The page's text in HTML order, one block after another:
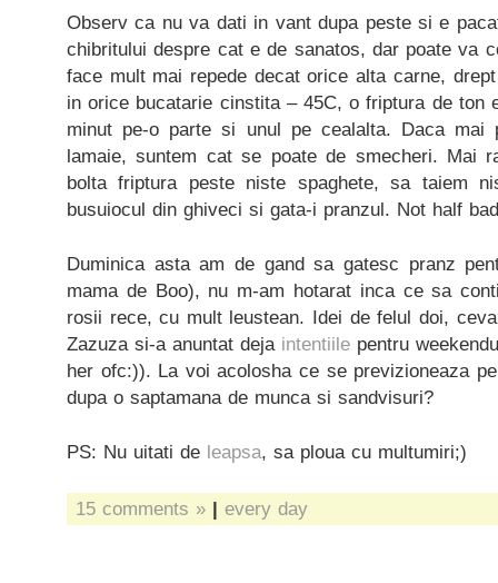
Observ ca nu va dati in vant dupa peste si e
chibritului despre cat e de sanatos, dar poate va
face mult mai repede decat orice alta carne,
in orice bucatarie cinstita – 45C, o friptura de ton
minut pe-o parte si unul pe cealalta. Daca
lamaie, suntem cat se poate de smecheri. Mai
bolta friptura peste niste spaghete, sa taiem
busuiocul din ghiveci si gata-i pranzul. Not half
Duminica asta am de gand sa gatesc pranz
mama de Boo), nu m-am hotarat inca ce sa
rosii rece, cu mult leustean. Idei de felul doi,
Zazuza si-a anuntat deja intentiile pentru
her ofc:)). La voi acolosha ce se previzioneaza
dupa o saptamana de munca si sandvisuri?
PS: Nu uitati de leapsa, sa ploua cu multumiri;)
15 comments » | every day